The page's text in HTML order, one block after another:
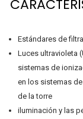
Estándares de
Luces ultravioleta
sistemas de
en los sistemas
de la torre
iluminación y las